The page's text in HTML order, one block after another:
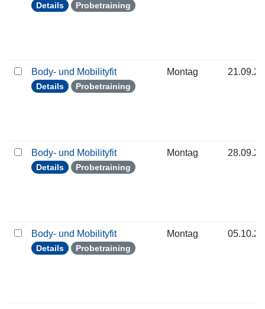
Details Probetraining
Body- und Mobilityfit
Details Probetraining
Montag
Body- und Mobilityfit
Details Probetraining
Montag
Body- und Mobilityfit
Details Probetraining
Montag